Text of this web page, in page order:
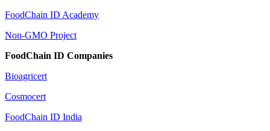
FoodChain ID Academy
Non-GMO Project
FoodChain ID Companies
Bioagricert
Cosmocert
FoodChain ID India